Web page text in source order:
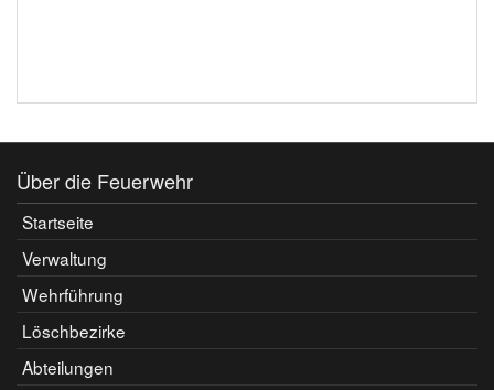
Über die Feuerwehr
Startseite
Verwaltung
Wehrführung
Löschbezirke
Abteilungen